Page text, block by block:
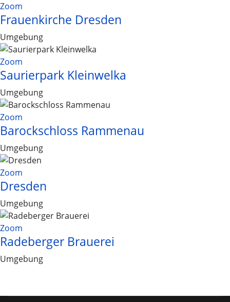
Zoom
Frauenkirche Dresden
Umgebung
Zoom
Saurierpark Kleinwelka
Umgebung
Zoom
Barockschloss Rammenau
Umgebung
Zoom
Dresden
Umgebung
Zoom
Radeberger Brauerei
Umgebung